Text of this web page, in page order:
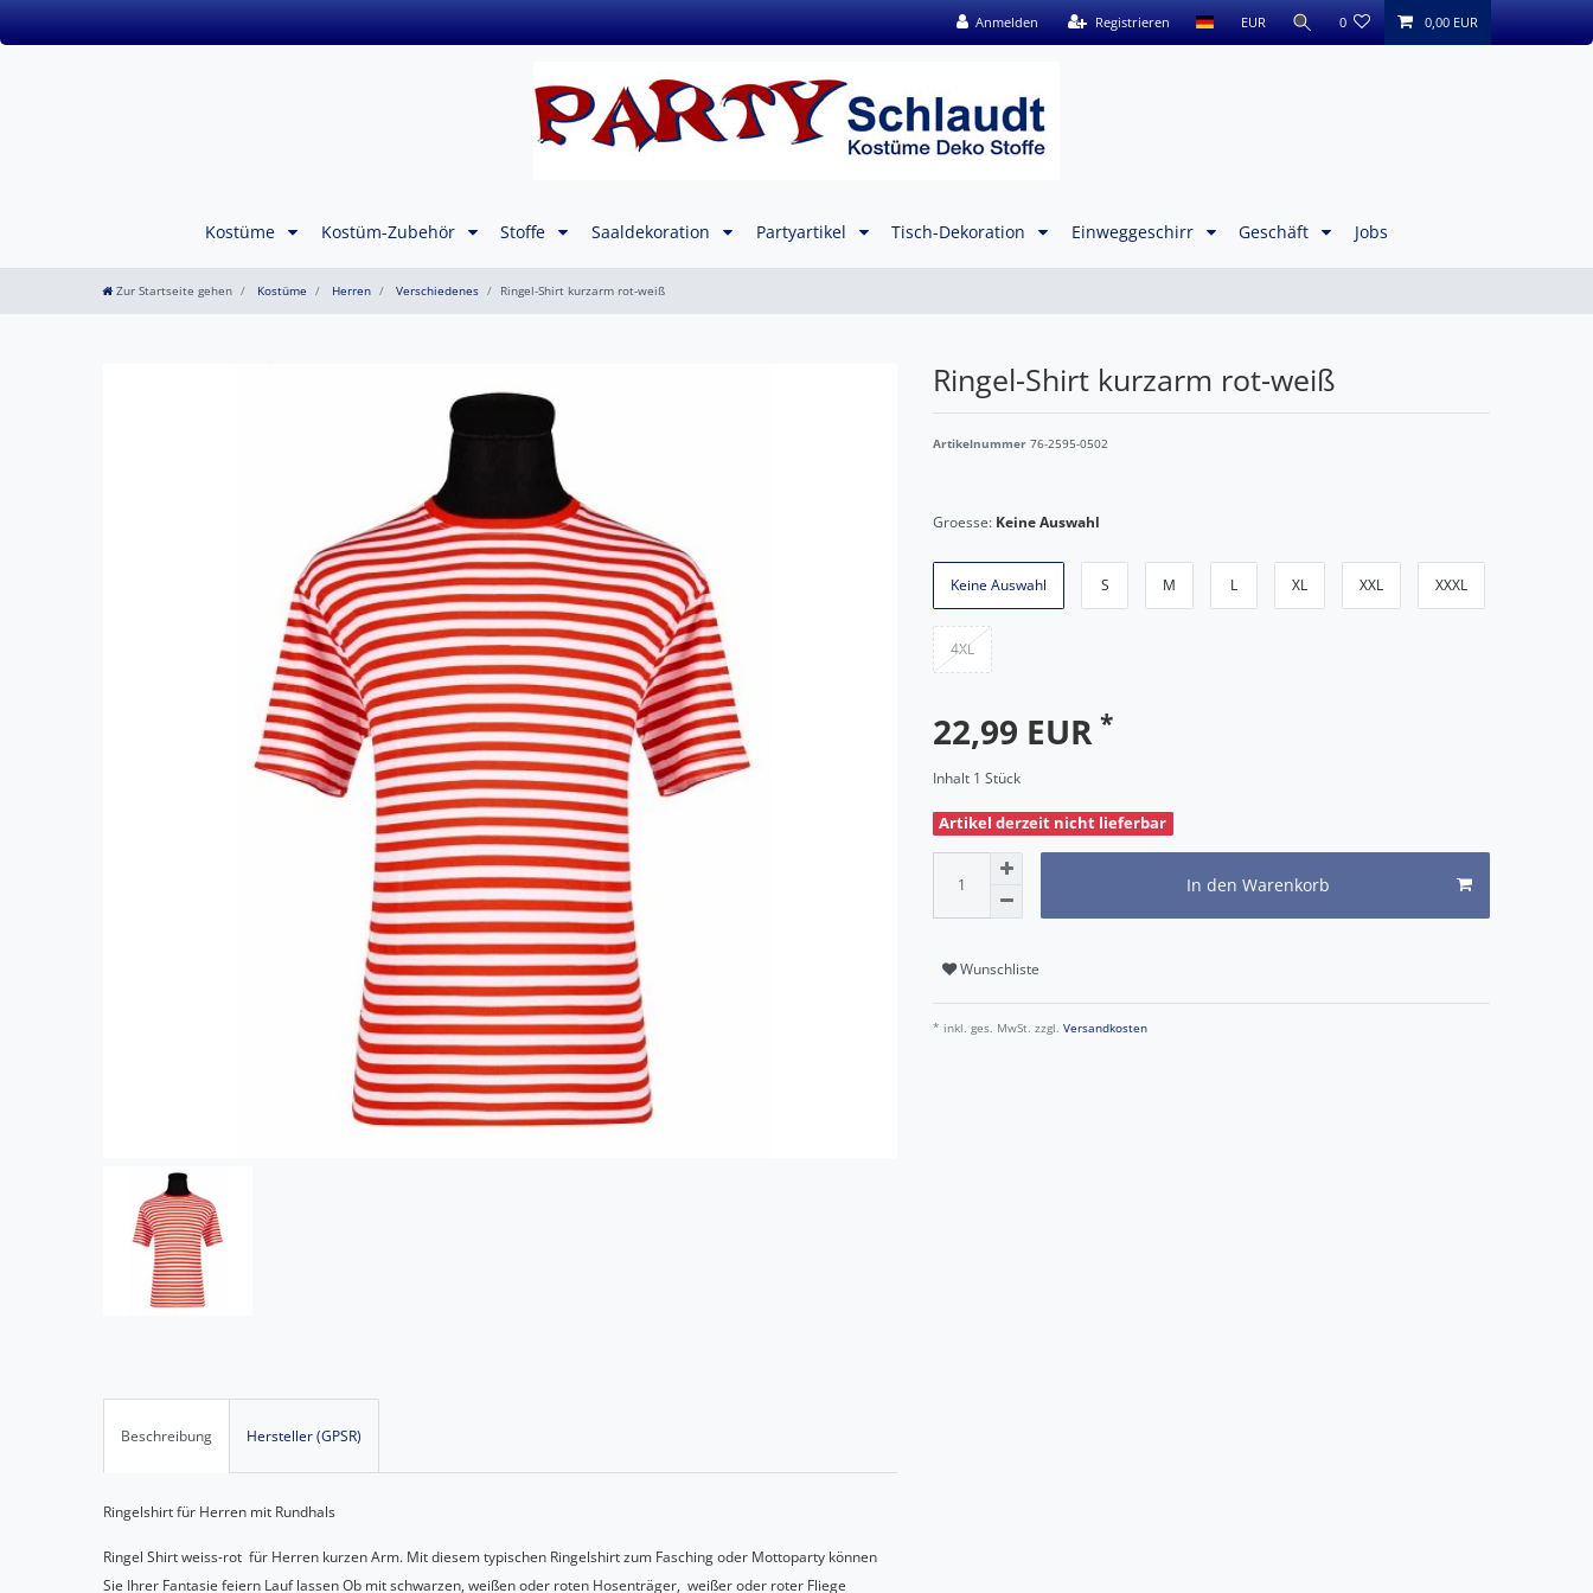
Anmelden Registrieren EUR 0 0,00 EUR
Kostüme Kostüm-Zubehör Stoffe Saaldekoration Partyartikel Tisch-Dekoration Einweggeschirr Geschäft Jobs
Zur Startseite gehen Kostüme Herren Verschiedenes Ringel-Shirt kurzarm rot-weiß
Ringel-Shirt kurzarm rot-weiß
Artikelnummer 76-2595-0502
Groesse: Keine Auswahl
Keine Auswahl S M L XL XXL XXXL
4XL
22,99 EUR *
Inhalt 1 Stück
Artikel derzeit nicht lieferbar
In den Warenkorb
Wunschliste
* inkl. ges. MwSt. zzgl. Versandkosten
Beschreibung Hersteller (GPSR)
Ringelshirt für Herren mit Rundhals
Ringel Shirt weiss-rot für Herren kurzen Arm. Mit diesem typischen Ringelshirt zum Fasching oder Mottoparty können
Sie Ihrer Fantasie feiern Lauf lassen Ob mit schwarzen, weißen oder roten Hosenträger, weißer oder roter Fliege